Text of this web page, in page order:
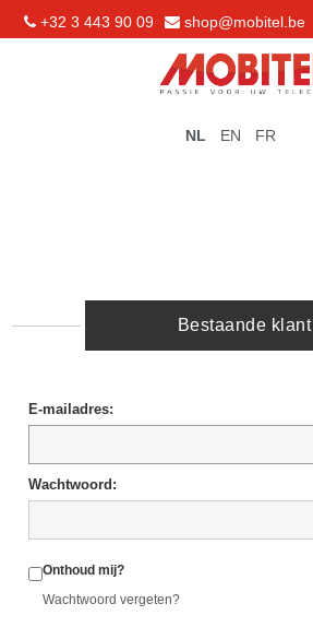
+32 3 443 90 09 shop@mobitel.be
NL EN FR
Bestaande klant
E-mailadres:
Wachtwoord:
Onthoud mij?
Wachtwoord vergeten?